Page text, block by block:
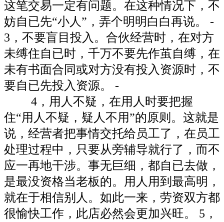
这笔交易一定有问题。在这种情况下，不
妨自已先“小人”，弄个明明白白再说。 -
3，不要盲目投入。合伙经营时，在对方
未缚住自已时，千万不要先作茧自缚，在
未有书面合同或对方没有投入资源时，不
要自已先投入资源。 -
4，用人不疑，在用人时要把握
住“用人不疑，疑人不用”的原则。这就是
说，经营者把事情交托给员工了，在员工
处理过程中，只要从旁辅导就行了，而不
应一再地干涉。事无巨细，都自已去做，
是最没资格当老板的。用人用到最高明，
就在于相信别人。如此一来，劳资双方都
很愉快工作，此店必然会更加兴旺。 5，